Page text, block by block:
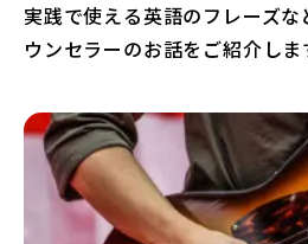
法人・教育
ブ
運営
実践で使える英語のフレーズ
ウンセラーのお話をご紹介しま